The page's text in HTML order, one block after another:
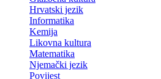
Hrvatski jezik
Informatika
Kemija
Likovna kultura
Matematika
Njemački jezik
Povijest